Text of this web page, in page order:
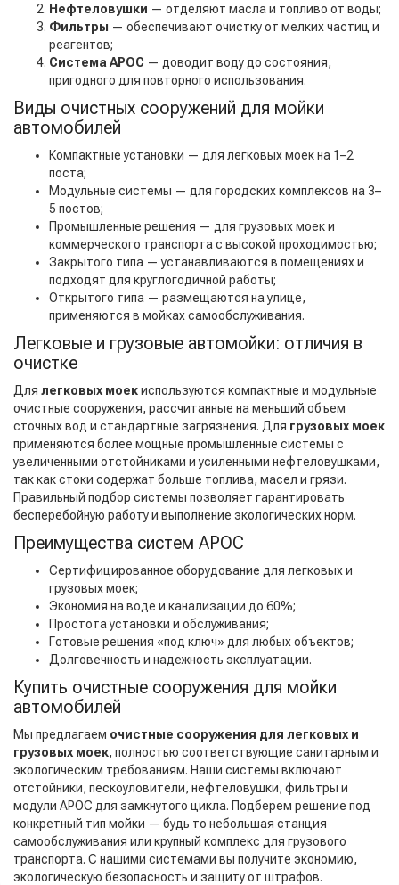
Нефтеловушки — отделяют масла и топливо от воды;
Фильтры — обеспечивают очистку от мелких частиц и
реагентов;
Система АРОС — доводит воду до состояния,
пригодного для повторного использования.
Виды очистных сооружений для мойки
автомобилей
Компактные установки — для легковых моек на 1–2
поста;
Модульные системы — для городских комплексов на 3–
5 постов;
Промышленные решения — для грузовых моек и
коммерческого транспорта с высокой проходимостью;
Закрытого типа — устанавливаются в помещениях и
подходят для круглогодичной работы;
Открытого типа — размещаются на улице,
применяются в мойках самообслуживания.
Легковые и грузовые автомойки: отличия в
очистке
Для легковых моекиспользуются компактные и модульные
очистные сооружения, рассчитанные на меньший объем
сточных вод и стандартные загрязнения. Для грузовых моек
применяются более мощные промышленные системы с
увеличенными отстойниками и усиленными нефтеловушками,
так как стоки содержат больше топлива, масел и грязи.
Правильный подбор системы позволяет гарантировать
бесперебойную работу и выполнение экологических норм.
Преимущества систем АРОС
Сертифицированное оборудование для легковых и
грузовых моек;
Экономия на воде и канализации до 60%;
Простота установки и обслуживания;
Готовые решения «под ключ» для любых объектов;
Долговечность и надежность эксплуатации.
Купить очистные сооружения для мойки
автомобилей
Мы предлагаем очистные сооружения для легковых и
грузовых моек, полностью соответствующие санитарным и
экологическим требованиям. Наши системы включают
отстойники, пескоуловители, нефтеловушки, фильтры и
модули АРОС для замкнутого цикла. Подберем решение под
конкретный тип мойки — будь то небольшая станция
самообслуживания или крупный комплекс для грузового
транспорта. С нашими системами вы получите экономию,
экологическую безопасность и защиту от штрафов.